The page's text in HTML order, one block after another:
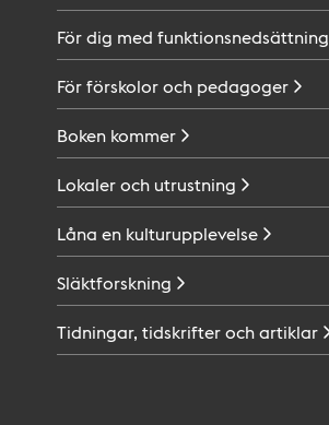
För dig med funktionsnedsättning
För förskolor och pedagoger
Boken kommer
Lokaler och utrustning
Låna en kulturupplevelse
Släktforskning
Tidningar, tidskrifter ochartiklar